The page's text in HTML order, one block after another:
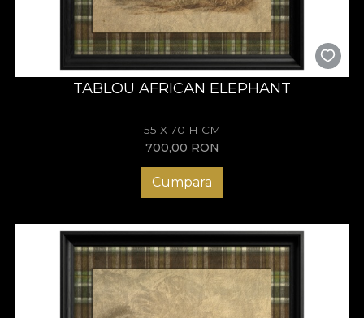
animale, ci o declarație de stil. Fiecare lucrare creează o
poveste vizuală ce îmbină natura sălbatică cu eleganța
aristocratică. Texturile vintage și finisajele inspirate din gravuri
clasice oferă autenticitate și profunzime, în timp ce paleta
cromatică neutră permite integrarea facilă în interioare
moderne sau tradiționale.
tablouri vintage cu animale
wall art cu tematică natură
tablouri pentru cabană sau lodge
Heritage Menagerie – artă
decorativă cu personalitate
Prin îmbinarea dintre planșe naturaliste vintage și carouri
Scottish plaid,
Heritage Menagerieredefinește conceptul de
TABLOU AFRICAN ELEPHANT
55 X 70 H CM
700,00 RON
Cumpara